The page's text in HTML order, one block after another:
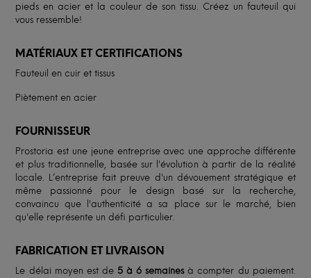
pieds en acier et la couleur de son tissu. Créez un fauteuil qui
vous ressemble!
MATÉRIAUX ET CERTIFICATIONS
Fauteuil en cuir et tissus
Piètement en acier
FOURNISSEUR
Prostoria est une jeune entreprise avec une approche différente
et plus traditionnelle, basée sur l'évolution à partir de la réalité
locale. L’entreprise fait preuve d'un dévouement stratégique et
même passionné pour le design basé sur la recherche,
convaincu que l'authenticité a sa place sur le marché, bien
qu'elle représente un défi particulier.
FABRICATION ET LIVRAISON
Le délai moyen est de 5 à 6 semainesà compter du paiement.